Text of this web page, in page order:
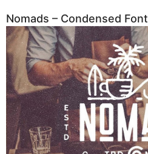
Nomads – Condensed Font